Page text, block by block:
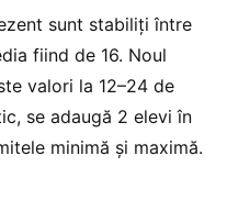
sunt stabiliți între
fiind de 16. Noul
valori la 12–24 de
se adaugă 2 elevi în
minimă și maximă.